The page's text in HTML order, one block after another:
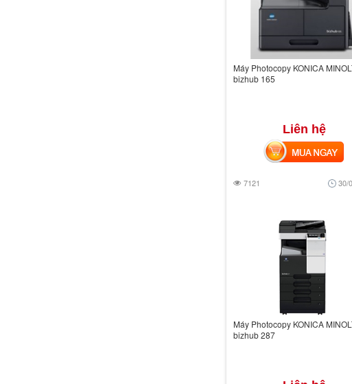
Máy Photocopy KONICA
bizhub 165
Liên hệ
7121 30/
MUA NGAY
Máy Photocopy KONICA
bizhub 287